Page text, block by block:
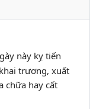
này kỵ tiến
trương, xuất
chữa hay cất